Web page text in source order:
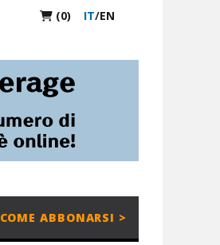
(0) IT/EN
COME ABBONARSI >